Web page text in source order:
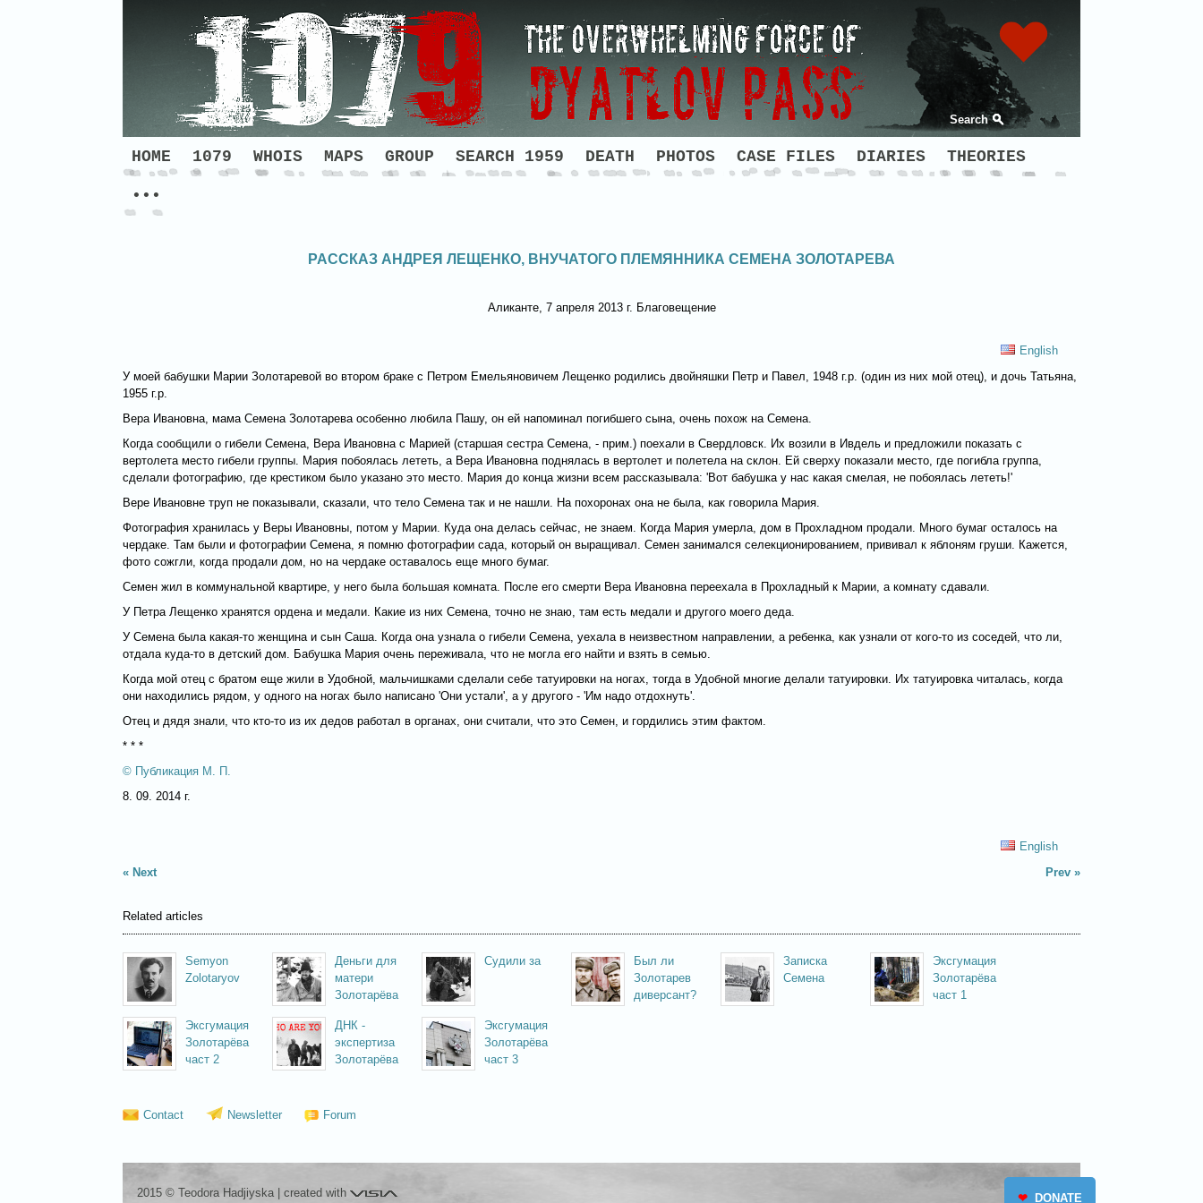
Search
HOME 1079 WHOIS MAPS GROUP SEARCH 1959 DEATH PHOTOS CASE FILES DIARIES THEORIES
•••
РАССКАЗ АНДРЕЯ ЛЕЩЕНКО, ВНУЧАТОГО ПЛЕМЯННИКА СЕМЕНА ЗОЛОТАРЕВА
Аликанте, 7 апреля 2013 г. Благовещение
English
У моей бабушки Марии Золотаревой во втором браке с Петром Емельяновичем Лещенко родились двойняшки Петр и Павел, 1948 г.р. (один из них мой отец), и дочь Татьяна,
1955 г.р.
Вера Ивановна, мама Семена Золотарева особенно любила Пашу, он ей напоминал погибшего сына, очень похож на Семена.
Когда сообщили о гибели Семена, Вера Ивановна с Марией (старшая сестра Семена, - прим.) поехали в Свердловск. Их возили в Ивдель и предложили показать с
вертолета место гибели группы. Мария побоялась лететь, а Вера Ивановна поднялась в вертолет и полетела на склон. Ей сверху показали место, где погибла группа,
сделали фотографию, где крестиком было указано это место. Мария до конца жизни всем рассказывала: 'Вот бабушка у нас какая смелая, не побоялась лететь!'
Вере Ивановне труп не показывали, сказали, что тело Семена так и не нашли. На похоронах она не была, как говорила Мария.
Фотография хранилась у Веры Ивановны, потом у Марии. Куда она делась сейчас, не знаем. Когда Мария умерла, дом в Прохладном продали. Много бумаг осталось на
чердаке. Там были и фотографии Семена, я помню фотографии сада, который он выращивал. Семен занимался селекционированием, прививал к яблоням груши. Кажется,
фото сожгли, когда продали дом, но на чердаке оставалось еще много бумаг.
Семен жил в коммунальной квартире, у него была большая комната. После его смерти Вера Ивановна переехала в Прохладный к Марии, а комнату сдавали.
У Петра Лещенко хранятся ордена и медали. Какие из них Семена, точно не знаю, там есть медали и другого моего деда.
У Семена была какая-то женщина и сын Саша. Когда она узнала о гибели Семена, уехала в неизвестном направлении, а ребенка, как узнали от кого-то из соседей, что ли,
отдала куда-то в детский дом. Бабушка Мария очень переживала, что не могла его найти и взять в семью.
Когда мой отец с братом еще жили в Удобной, мальчишками сделали себе татуировки на ногах, тогда в Удобной многие делали татуировки. Их татуировка читалась, когда
они находились рядом, у одного на ногах было написано 'Они устали', а у другого - 'Им надо отдохнуть'.
Отец и дядя знали, что кто-то из их дедов работал в органах, они считали, что это Семен, и гордились этим фактом.
* * *
© Публикация М. П.
8. 09. 2014 г.
English
Next
Prev
Related articles
Semyon
Zolotaryov
Деньги для
матери
Золотарёва
Судили за
предательство брата
Был ли
Золотарев
диверсант?
Записка
Семена
Эксгумация
Золотарёва
част 1
Эксгумация
Золотарёва
част 2
ДНК -
экспертиза
Золотарёва
Эксгумация
Золотарёва
част 3
Contact Newsletter Forum
2015 © Teodora Hadjiyska| created with Visia ❤ DONATE